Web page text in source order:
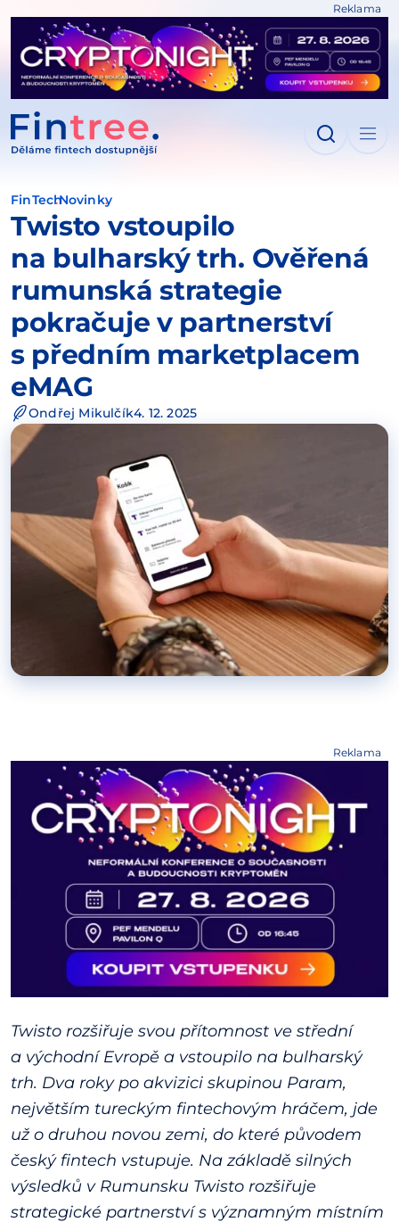
Reklama
FinTechNovinky
Twisto vstoupilo
na bulharský trh. Ověřená
rumunská strategie
pokračuje v partnerství
s předním marketplacem
eMAG
Ondřej Mikulčík4. 12. 2025
Reklama
Twisto rozšiřuje svou přítomnost ve střední
a východní Evropě a vstoupilo na bulharský
trh. Dva roky po akvizici skupinou Param,
největším tureckým fintechovým hráčem, jde
už o druhou novou zemi, do které původem
český fintech vstupuje. Na základě silných
výsledků v Rumunsku Twisto rozšiřuje
strategické partnerství s významným místním